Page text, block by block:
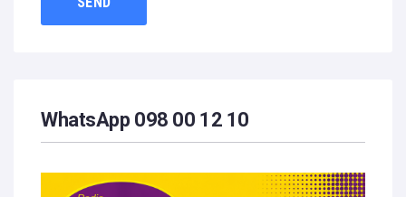
WhatsApp 098 00 12 10